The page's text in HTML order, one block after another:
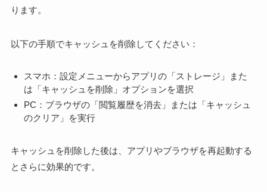
ります。
以下の手順でキャッシュを削除してください：
スマホ：設定メニューからアプリの「ストレージ」また
は「キャッシュを削除」オプションを選択
PC：ブラウザの「閲覧履歴を消去」または「キャッシュ
のクリア」を実行
キャッシュを削除した後は、アプリやブラウザを再起動する
とさらに効果的です。